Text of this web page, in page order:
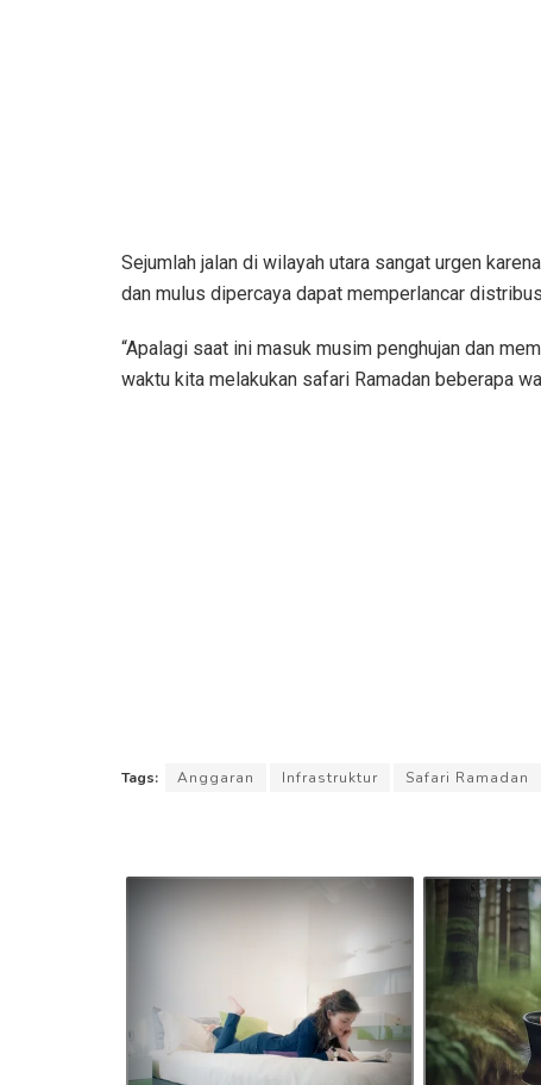
Sejumlah jalan di wilayah utara sangat urgen
dan mulus dipercaya dapat memperlancar
“Apalagi saat ini masuk musim penghujan dan
waktu kita melakukan safari Ramadan beberapa
Tags: Anggaran Infrastruktur Safari Ramadan